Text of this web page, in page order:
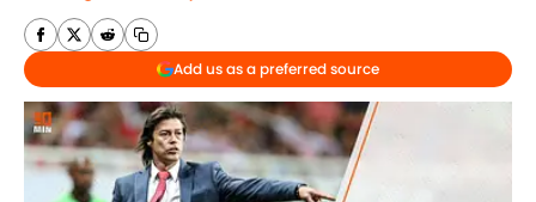
Add us as a preferred source